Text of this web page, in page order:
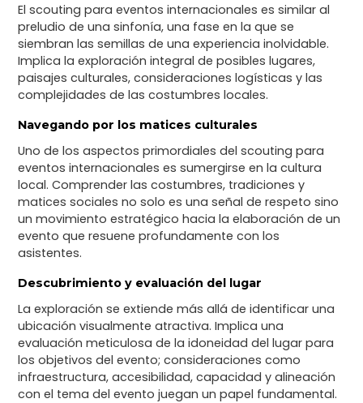
El scouting para eventos internacionales es similar al
preludio de una sinfonía, una fase en la que se
siembran las semillas de una experiencia inolvidable.
Implica la exploración integral de posibles lugares,
paisajes culturales, consideraciones logísticas y las
complejidades de las costumbres locales.
Navegando por los matices culturales
Uno de los aspectos primordiales del scouting para
eventos internacionales es sumergirse en la cultura
local. Comprender las costumbres, tradiciones y
matices sociales no solo es una señal de respeto sino
un movimiento estratégico hacia la elaboración de un
evento que resuene profundamente con los
asistentes.
Descubrimiento y evaluación del lugar
La exploración se extiende más allá de identificar una
ubicación visualmente atractiva. Implica una
evaluación meticulosa de la idoneidad del lugar para
los objetivos del evento; consideraciones como
infraestructura, accesibilidad, capacidad y alineación
con el tema del evento juegan un papel fundamental.